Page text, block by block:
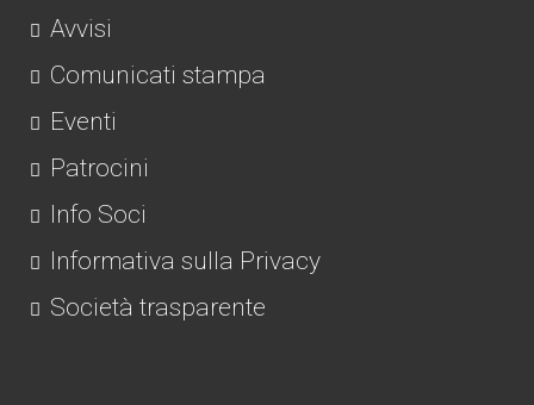
Avvisi
Comunicati stampa
Eventi
Patrocini
Info Soci
Informativa sulla Privacy
Società trasparente